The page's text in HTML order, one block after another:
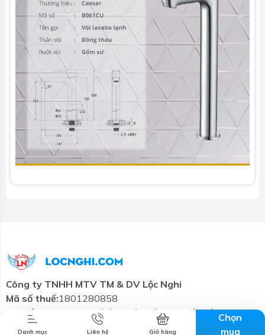
tiết
kiệm
Thương hiệu Liên hệ
Danh mục Liên hệ Giỏ hàng
Chọn
mua
Công ty TNHH MTV TM & DV Lộc Nghi
Mã số thuế:1801280858
Trụ sở chính:
57-59 đường 3/2, Tân An, Cần Thơ
Email:cskh@locnghi.com